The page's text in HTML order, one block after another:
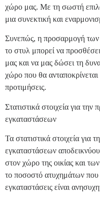
χώρο μας. Με τη σωστή
μια συνεκτική και
Συνεπώς, η προσαρμογή των
το στυλ μπορεί να
μας και να μας δώσει τη
χώρο που θα
προτιμήσεις.
Στατιστικά στοιχεία για
εγκαταστάσεων
Τα στατιστικά στοιχεία
εγκαταστάσεων
στον χώρο της οικίας και
το ποσοστό ατυχημάτων που
εγκαταστάσεις είναι